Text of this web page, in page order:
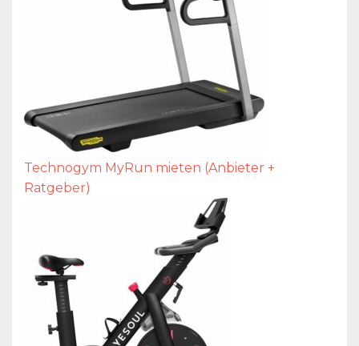
Technogym MyRun mieten (Anbieter +
Ratgeber)